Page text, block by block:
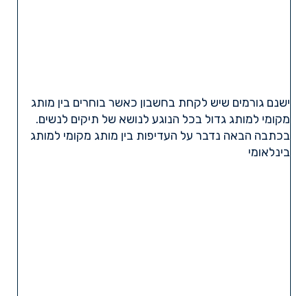
ישנם גורמים שיש לקחת בחשבון כאשר בוחרים בין מותג
מקומי למותג גדול בכל הנוגע לנושא של תיקים לנשים.
בכתבה הבאה נדבר על העדיפות בין מותג מקומי למותג
בינלאומי